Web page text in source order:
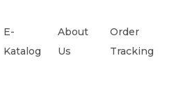
E-
Katalog
About
Us
Order
Tracking